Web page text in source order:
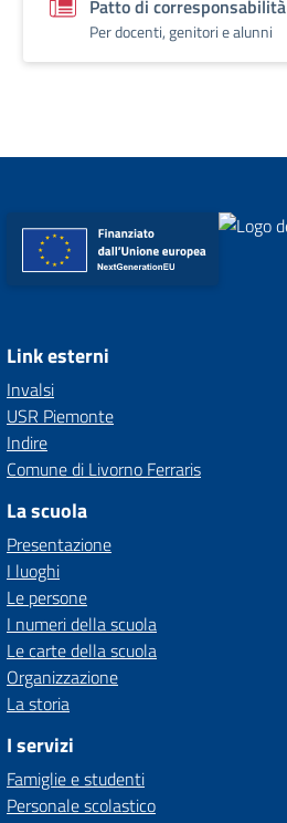
Patto di corresponsabilità
Per docenti, genitori e alunni
Link esterni
Invalsi
USR Piemonte
Indire
Comune di Livorno Ferraris
La scuola
Presentazione
I luoghi
Le persone
I numeri della scuola
Le carte della scuola
Organizzazione
La storia
I servizi
Famiglie e studenti
Personale scolastico